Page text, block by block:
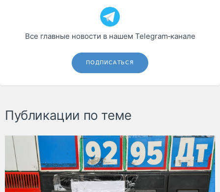
Все главные новости в нашем Telegram‑канале
ПОДПИСАТЬСЯ
Публикации по теме